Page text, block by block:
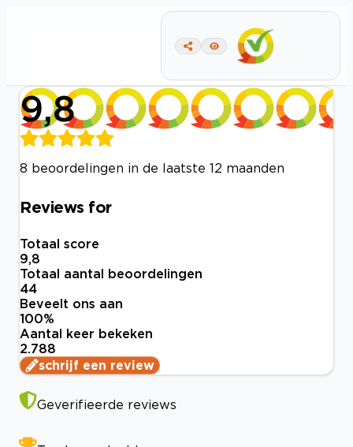
9,8
8 beoordelingen in de laatste 12 maanden
Reviews for
Totaal score
9,8
Totaal aantal beoordelingen
44
Beveelt ons aan
100%
Aantal keer bekeken
2.788
schrijf een review
Geverifieerde reviews